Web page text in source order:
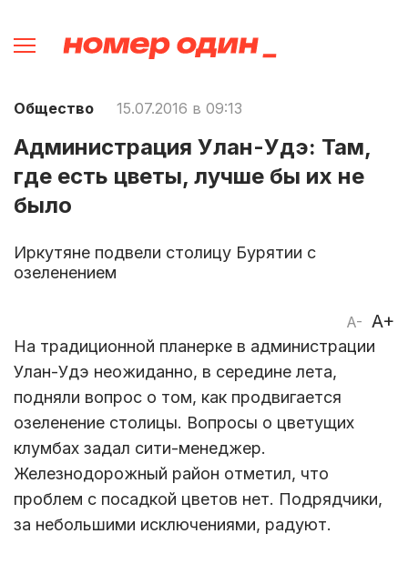
Общество 15.07.2016 в 09:13
Администрация Улан-Удэ: Там,
где есть цветы, лучше бы их не
было
Иркутяне подвели столицу Бурятии с
озеленением
A- A+
На традиционной планерке в администрации
Улан-Удэ неожиданно, в середине лета,
подняли вопрос о том, как продвигается
озеленение столицы. Вопросы о цветущих
клумбах задал сити-менеджер.
Железнодорожный район отметил, что
проблем с посадкой цветов нет. Подрядчики,
за небольшими исключениями, радуют.